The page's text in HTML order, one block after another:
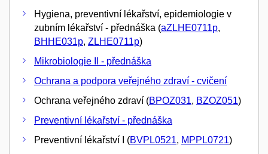
Hygiena, preventivní lékařství, epidemiologie v
zubním lékařství - přednáška (aZLHE0711p,
BHHE031p, ZLHE0711p)
Mikrobiologie II - přednáška
Ochrana a podpora veřejného zdraví - cvičení
Ochrana veřejného zdraví (BPOZ031, BZOZ051)
Preventivní lékařství - přednáška
Preventivní lékařství I (BVPL0521, MPPL0721)